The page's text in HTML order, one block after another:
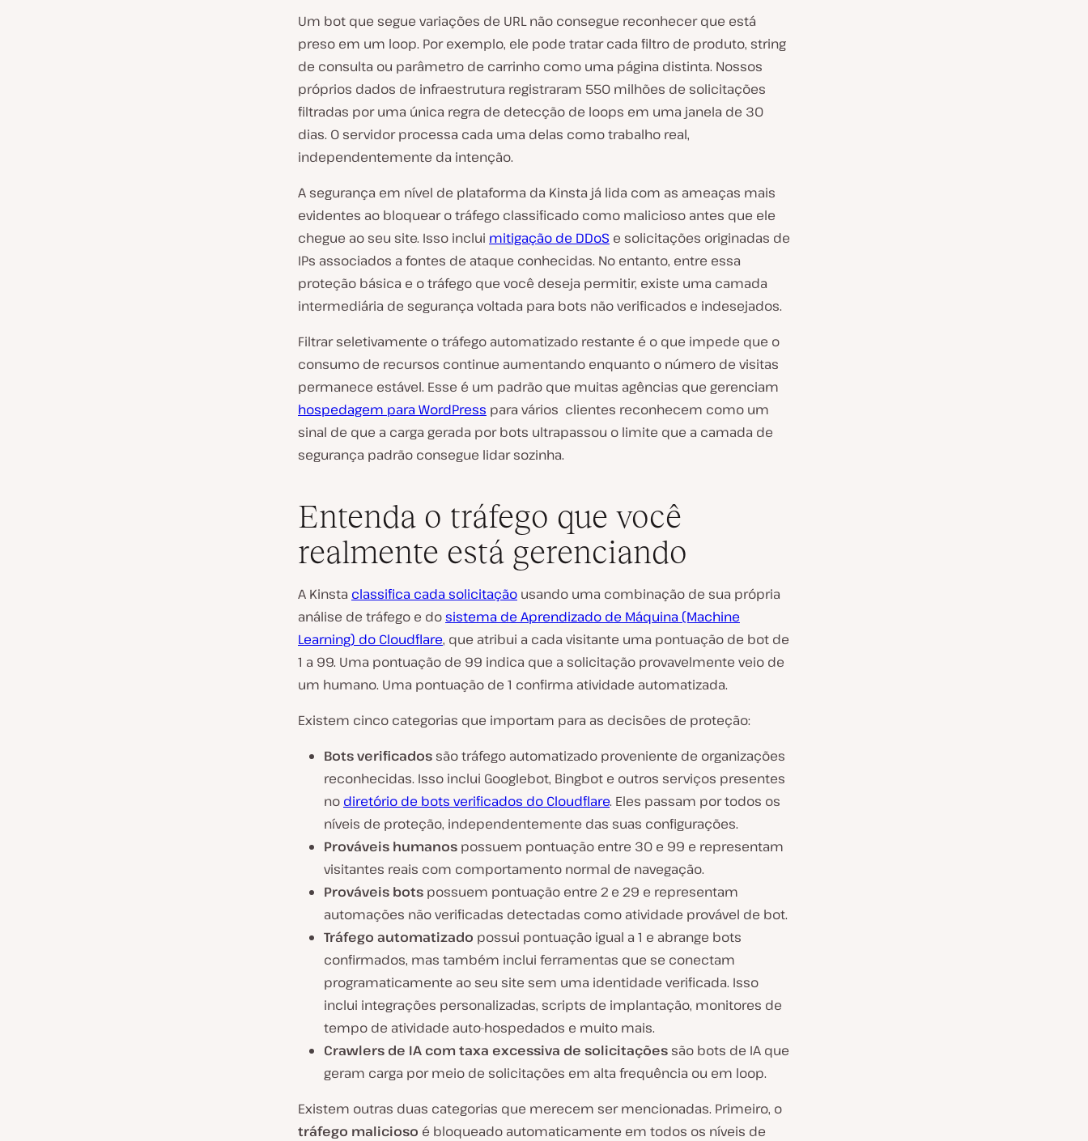
Um bot que segue variações de URL não consegue reconhecer que está
preso em um loop. Por exemplo, ele pode tratar cada filtro de produto, string
de consulta ou parâmetro de carrinho como uma página distinta. Nossos
próprios dados de infraestrutura registraram 550 milhões de solicitações
filtradas por uma única regra de detecção de loops em uma janela de 30
dias. O servidor processa cada uma delas como trabalho real,
independentemente da intenção.
A segurança em nível de plataforma da Kinsta já lida com as ameaças mais
evidentes ao bloquear o tráfego classificado como malicioso antes que ele
chegue ao seu site. Isso inclui mitigação de DDoS e solicitações originadas de
IPs associados a fontes de ataque conhecidas. No entanto, entre essa
proteção básica e o tráfego que você deseja permitir, existe uma camada
intermediária de segurança voltada para bots não verificados e indesejados.
Filtrar seletivamente o tráfego automatizado restante é o que impede que o
consumo de recursos continue aumentando enquanto o número de visitas
permanece estável. Esse é um padrão que muitas agências que gerenciam
hospedagem para WordPress para vários clientes reconhecem como um
sinal de que a carga gerada por bots ultrapassou o limite que a camada de
segurança padrão consegue lidar sozinha.
Entenda o tráfego que você
realmente está gerenciando
A Kinsta classifica cada solicitação usando uma combinação de sua própria
análise de tráfego e dosistema de Aprendizado de Máquina (Machine
Learning) do Cloudflare, que atribui a cada visitante uma pontuação de bot de
1 a 99. Uma pontuação de 99 indica que a solicitação provavelmente veio de
um humano. Uma pontuação de 1 confirma atividade automatizada.
Existem cinco categorias que importam para as decisões de proteção:
Bots verificados são tráfego automatizado proveniente de organizações
reconhecidas. Isso inclui Googlebot, Bingbot e outros serviços presentes
no diretório de bots verificados do Cloudflare. Eles passam por todos os
níveis de proteção, independentemente das suas configurações.
Prováveis humanos possuem pontuação entre 30 e 99 e representam
visitantes reais com comportamento normal de navegação.
Prováveis bots possuem pontuação entre 2 e 29 e representam
automações não verificadas detectadas como atividade provável de bot.
Tráfego automatizado possui pontuação igual a 1 e abrange bots
confirmados, mas também inclui ferramentas que se conectam
programaticamente ao seu site sem uma identidade verificada. Isso
inclui integrações personalizadas, scripts de implantação, monitores de
tempo de atividade auto-hospedados e muito mais.
Crawlers de IA com taxa excessiva de solicitações são bots de IA que
geram carga por meio de solicitações em alta frequência ou em loop.
Existem outras duas categorias que merecem ser mencionadas. Primeiro, o
tráfego malicioso é bloqueado automaticamente em todos os níveis de